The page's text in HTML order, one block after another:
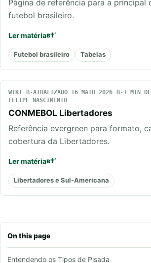
On this page
Entendendo os Tipos de Pisada
Página de referência para a principal
futebol brasileiro.
Ler matéria
Futebol brasileiro Tabelas
WIKI ATUALIZADO 16 MAIO 2026
1 MIN
FELIPE NASCIMENTO
CONMEBOL Libertadores
Referência evergreen para formato,
cobertura da Libertadores.
Ler matéria
Libertadores e Sul-Americana